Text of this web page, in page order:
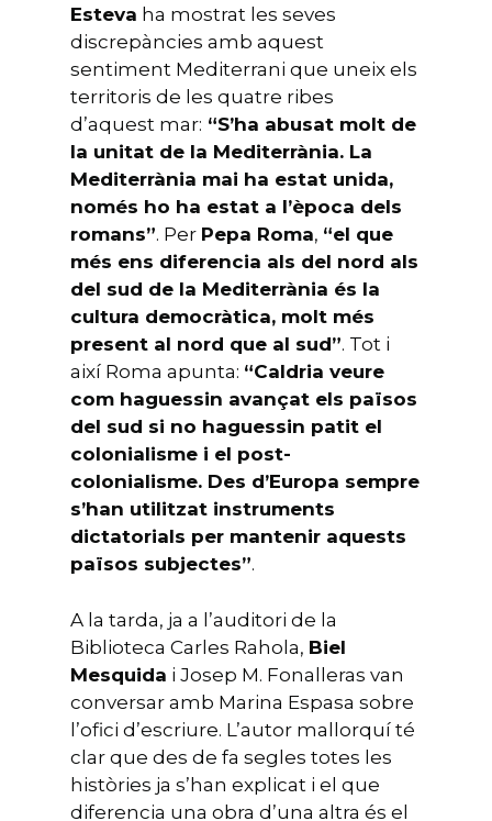
Esteva ha mostrat les seves
discrepàncies amb aquest
sentiment Mediterrani que uneix els
territoris de les quatre ribes
d’aquest mar: “S’ha abusat molt de
la unitat de la Mediterrània. La
Mediterrània mai ha estat unida,
només ho ha estat a l’època dels
romans”. Per Pepa Roma, “el que
més ens diferencia als del nord als
del sud de la Mediterrània és la
cultura democràtica, molt més
present al nord que al sud”. Tot i
així Roma apunta: “Caldria veure
com haguessin avançat els països
del sud si no haguessin patit el
colonialisme i el post-
colonialisme. Des d’Europa sempre
s’han utilitzat instruments
dictatorials per mantenir aquests
països subjectes”.
A la tarda, ja a l’auditori de la
Biblioteca Carles Rahola, Biel
Mesquida i Josep M. Fonalleras van
conversar amb Marina Espasa sobre
l’ofici d’escriure. L’autor mallorquí té
clar que des de fa segles totes les
històries ja s’han explicat i el que
diferencia una obra d’una altra és el